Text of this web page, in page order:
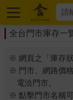
全台門市庫存一
※ 網頁之「庫存
※ 門市、網路價
電洽門市。
※ 點擊門市名稱